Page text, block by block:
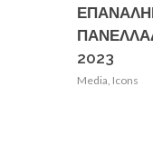
2023
Media, Icons